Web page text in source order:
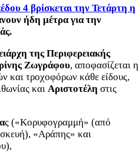
4 βρίσκεται την Τετάρτη η
ήδη μέτρα για την
της Περιφερειακής
Ζωγράφου, αποφασίζεται η
και τροχοφόρων κάθε είδους,
και Αριστοτέλη στις
ς («Κορυφογραμμή» (από
«Αράπης» και